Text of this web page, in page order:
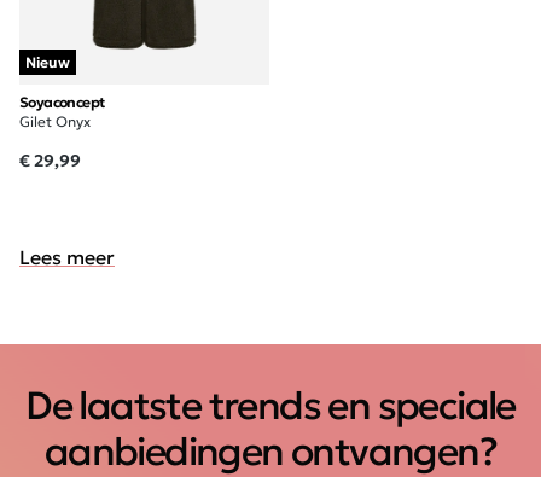
Nieuw
Soyaconcept
Gilet Onyx
€ 29,99
Lees meer
De laatste trends en speciale
aanbiedingen ontvangen?